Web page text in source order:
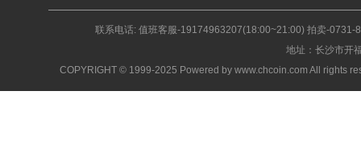
联系电话: 值班客服-19174963207(18:00~21:00) 拍卖-
地址：长沙市开
COPYRIGHT © 1999-2025 Powered by www.chcoin.com All rights